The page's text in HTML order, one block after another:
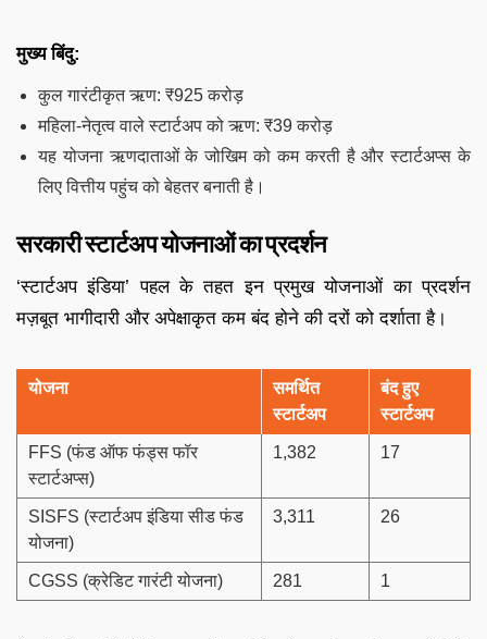
मुख्य बिंदु:
कुल गारंटीकृत ऋण: ₹925 करोड़
महिला-नेतृत्व वाले स्टार्टअप को ऋण: ₹39 करोड़
यह योजना ऋणदाताओं के जोखिम को कम करती है और स्टार्टअप्स के
लिए वित्तीय पहुंच को बेहतर बनाती है।
सरकारी स्टार्टअप योजनाओं का प्रदर्शन
‘स्टार्टअप इंडिया’ पहल के तहत इन प्रमुख योजनाओं का प्रदर्शन
मज़बूत भागीदारी और अपेक्षाकृत कम बंद होने की दरों को दर्शाता है।
योजना
समर्थित
स्टार्टअप
बंद हुए
स्टार्टअप
FFS (फंड ऑफ फंड्स फॉर
स्टार्टअप्स)
1,382 17
SISFS (स्टार्टअप इंडिया सीड फंड
योजना)
3,311 26
CGSS (क्रेडिट गारंटी योजना) 281 1